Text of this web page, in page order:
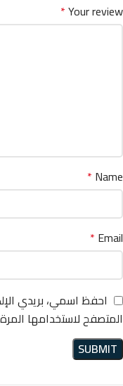
Your review
*
Name
*
Email
*
احفظ اسمي، بريدي
المتصفح لاستخدامها